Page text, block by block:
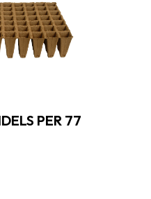
PER 77